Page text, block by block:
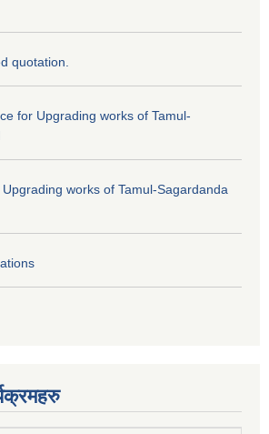
quotation.
for Upgrading works of Tamul-
works of Tamul-Sagardanda